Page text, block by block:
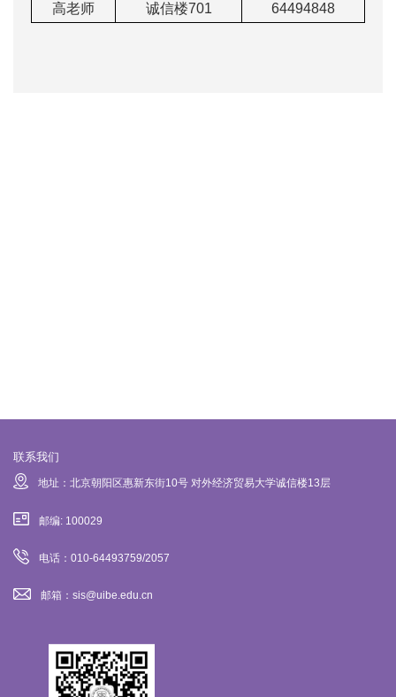
高老师
诚信楼701 64494848
联系我们
地址：北京朝阳区惠新东街10号 对外经济贸易大学诚信楼13层
邮编: 100029
电话：010-64493759/2057
邮箱：sis@uibe.edu.cn